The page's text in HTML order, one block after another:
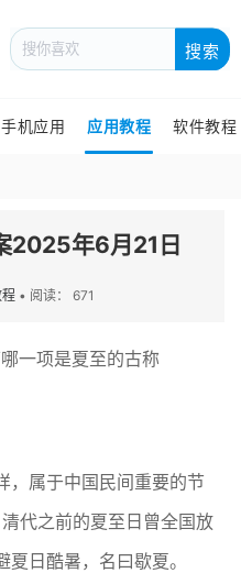
搜索
手机应用 应用教程 软件教程
2025年6月21日
• 阅读： 671
一项是夏至的古称
，属于中国民间重要的节
清代之前的夏至日曾全国放
日酷暑，名曰歇夏。